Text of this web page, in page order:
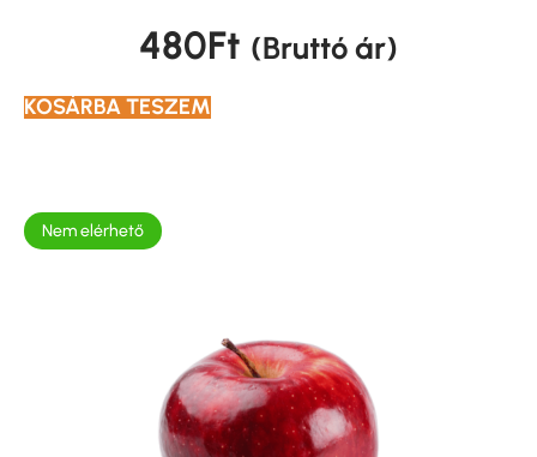
480Ft (Bruttó ár)
KOSÁRBA TESZEM
Nem elérhető